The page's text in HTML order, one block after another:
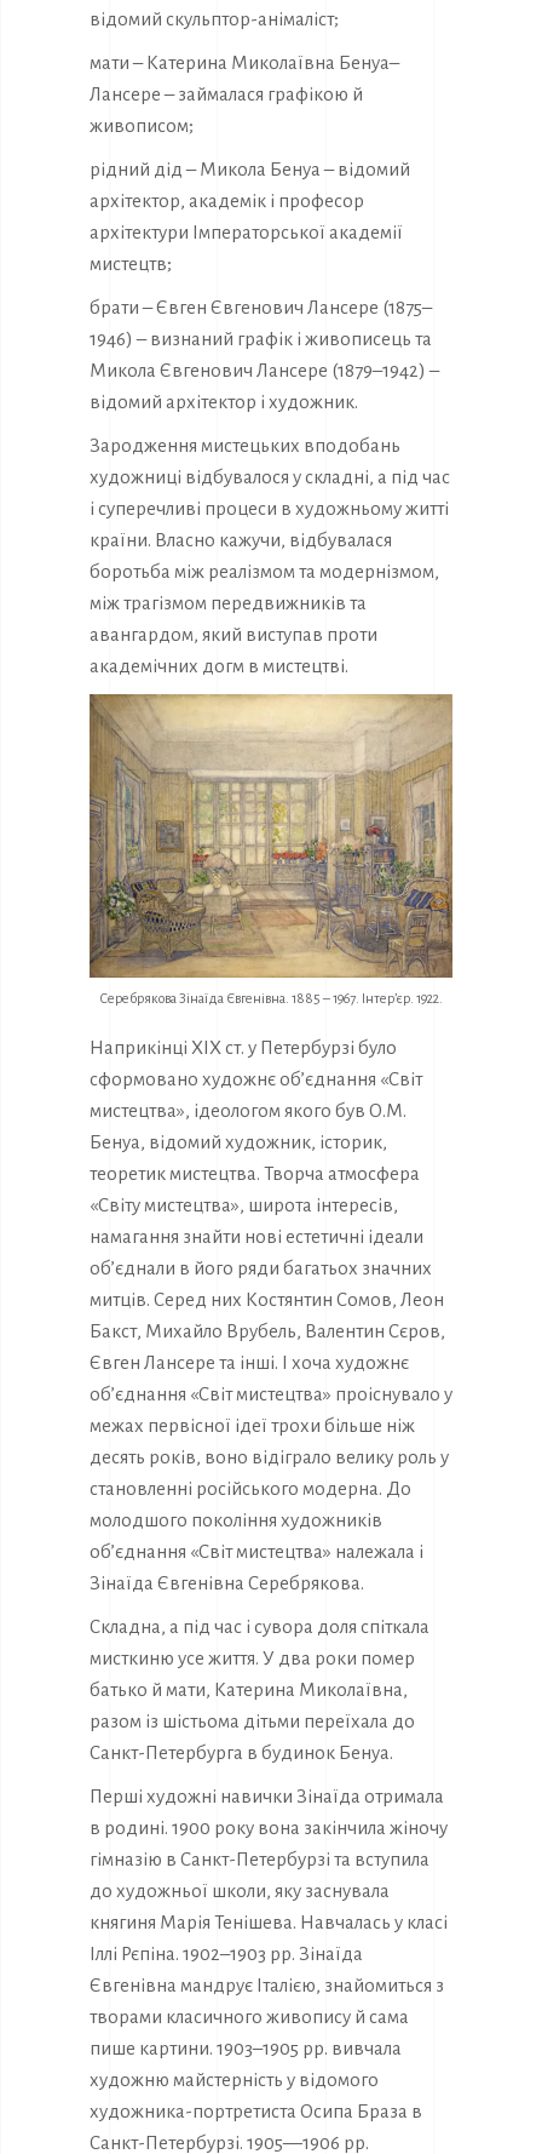
відомий скульптор-анімаліст;
мати – Катерина Миколаївна Бенуа–
Лансере – займалася графікою й
живописом;
рідний дід – Микола Бенуа – відомий
архітектор, академік і професор
архітектури Імператорської академії
мистецтв;
брати – Євген Євгенович Лансере (1875–
1946) – визнаний графік і живописець та
Микола Євгенович Лансере (1879–1942) –
відомий архітектор і художник.
Зародження мистецьких вподобань
художниці відбувалося у складні, а під час
і суперечливі процеси в художньому житті
країни. Власно кажучи, відбувалася
боротьба між реалізмом та модернізмом,
між трагізмом передвижників та
авангардом, який виступав проти
академічних догм в мистецтві.
Серебрякова Зінаїда Євгенівна. 1885 – 1967. Інтер’єр. 1922.
Наприкінці XIX ст. у Петербурзі було
сформовано художнє об’єднання «Світ
мистецтва», ідеологом якого був О.М.
Бенуа, відомий художник, історик,
теоретик мистецтва. Творча атмосфера
«Світу мистецтва», широта інтересів,
намагання знайти нові естетичні ідеали
об’єднали в його ряди багатьох значних
митців. Серед них Костянтин Сомов, Леон
Бакст, Михайло Врубель, Валентин Сєров,
Євген Лансере та інші. І хоча художнє
об’єднання «Світ мистецтва» проіснувало у
межах первісної ідеї трохи більше ніж
десять років, воно відіграло велику роль у
становленні російського модерна. До
молодшого покоління художників
об’єднання «Світ мистецтва» належала і
Зінаїда Євгенівна Серебрякова.
Складна, а під час і сувора доля спіткала
мисткиню усе життя. У два роки помер
батько й мати, Катерина Миколаївна,
разом із шістьома дітьми переїхала до
Санкт-Петербурга в будинок Бенуа.
Перші художні навички Зінаїда отримала
в родині. 1900 року вона закінчила жіночу
гімназію в Санкт-Петербурзі та вступила
до художньої школи, яку заснувала
княгиня Марія Тенішева. Навчалась у класі
Іллі Рєпіна. 1902–1903 рр. Зінаїда
Євгенівна мандрує Італією, знайомиться з
творами класичного живопису й сама
пише картини. 1903–1905 рр. вивчала
художню майстерність у відомого
художника-портретиста Осипа Браза в
Санкт-Петербурзі. 1905—1906 рр.